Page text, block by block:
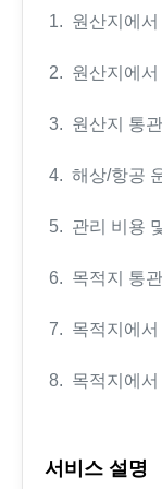
1. 원산지에서
2. 원산지에서
3. 원산지 통관
4. 해상/항공
5. 관리 비용
6. 목적지 통
7. 목적지에서
8. 목적지에서
서비스 설명